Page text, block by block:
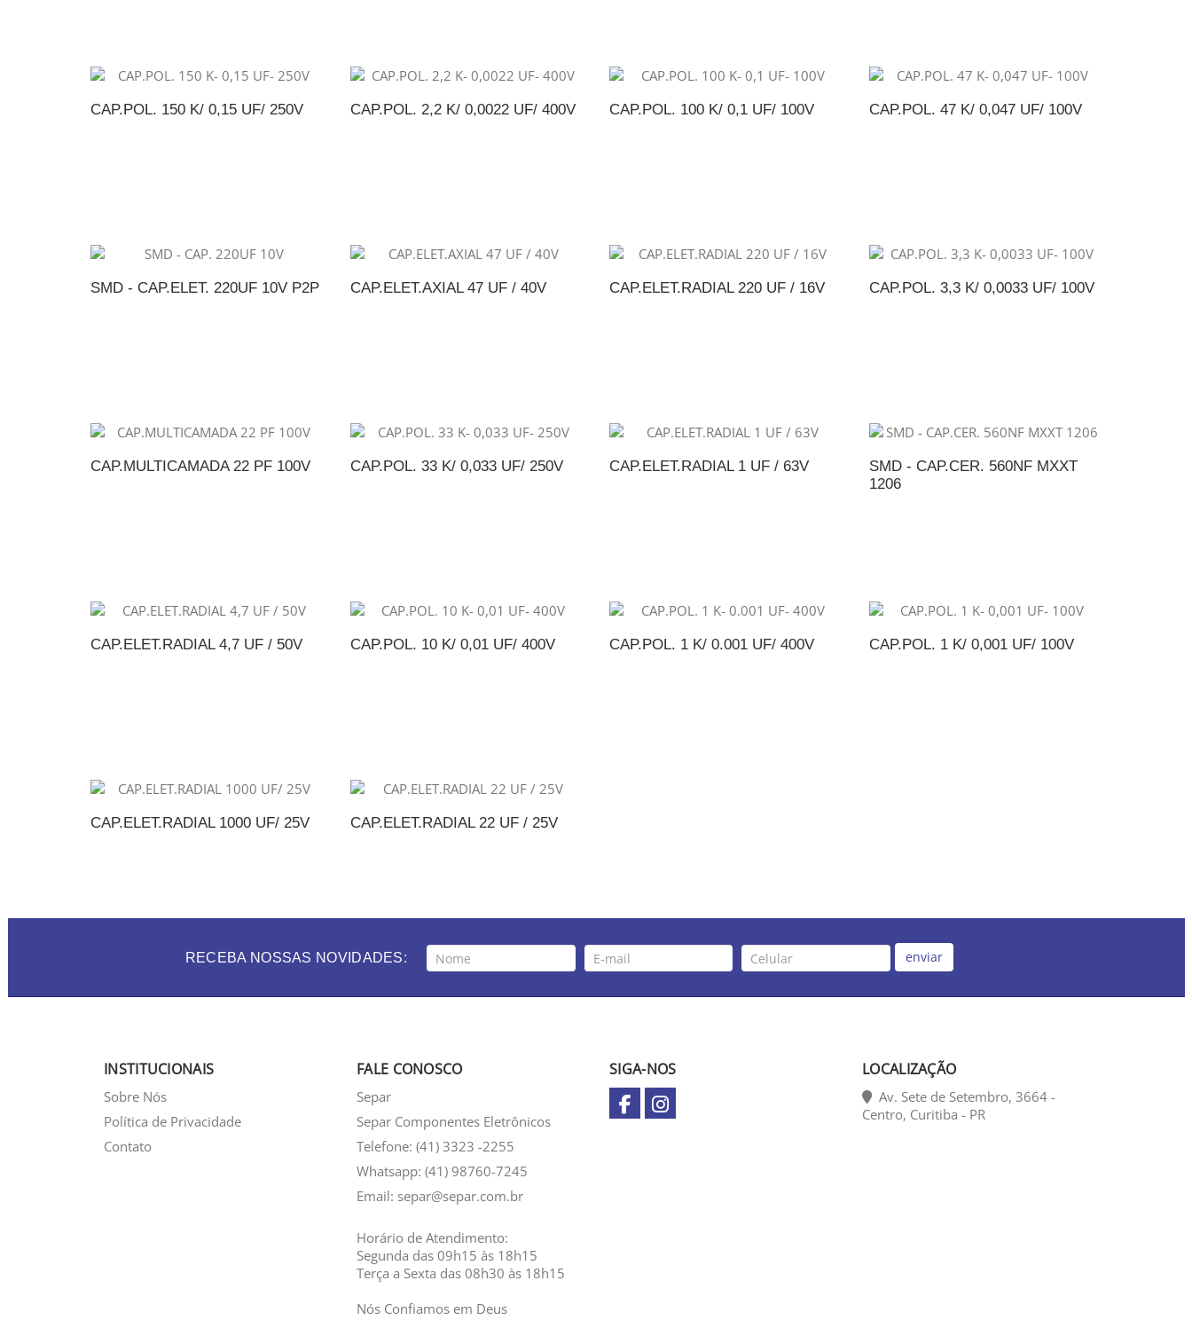
CAP.POL. 150 K/ 0,15 UF/ 250V CAP.POL. 2,2 K/ 0,0022 UF/ 400V CAP.POL. 100 K/ 0,1 UF/ 100V CAP.POL. 47 K/ 0,047 UF/ 100V
SMD - CAP.ELET. 220UF 10V P2P CAP.ELET.AXIAL 47 UF / 40V CAP.ELET.RADIAL 220 UF / 16V CAP.POL. 3,3 K/ 0,0033 UF/ 100V
CAP.MULTICAMADA 22 PF 100V CAP.POL. 33 K/ 0,033 UF/ 250V CAP.ELET.RADIAL 1 UF / 63V
SMD - CAP.CER. 560NF MXXT
1206
CAP.ELET.RADIAL 4,7 UF / 50V CAP.POL. 10 K/ 0,01 UF/ 400V CAP.POL. 1 K/ 0.001 UF/ 400V CAP.POL. 1 K/ 0,001 UF/ 100V
CAP.ELET.RADIAL 1000 UF/ 25V CAP.ELET.RADIAL 22 UF / 25V
RECEBA NOSSAS NOVIDADES: enviar
INSTITUCIONAIS
Sobre Nós
Política de Privacidade
Contato
FALE CONOSCO
Separ
Separ Componentes Eletrônicos
Telefone: (41) 3323 -2255
Whatsapp: (41) 98760-7245
Email: separ@separ.com.br
Horário de Atendimento:
Segunda das 09h15 às 18h15
Terça a Sexta das 08h30 às 18h15
Nós Confiamos em Deus
SIGA-NOS LOCALIZAÇÃO
Av. Sete de Setembro, 3664 -
Centro, Curitiba - PR